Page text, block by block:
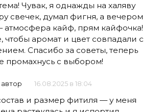
Чувак, я однажды на халяву
свечек, думал фигня, а вечером
атмосфера кайф, прям кайфочка!
чтобы аромат и цвет совпадали с
Спасибо за советы, теперь
промахнусь с выбором!
автор 16.08.2025 в 18:04
и размер фитиля — у меня